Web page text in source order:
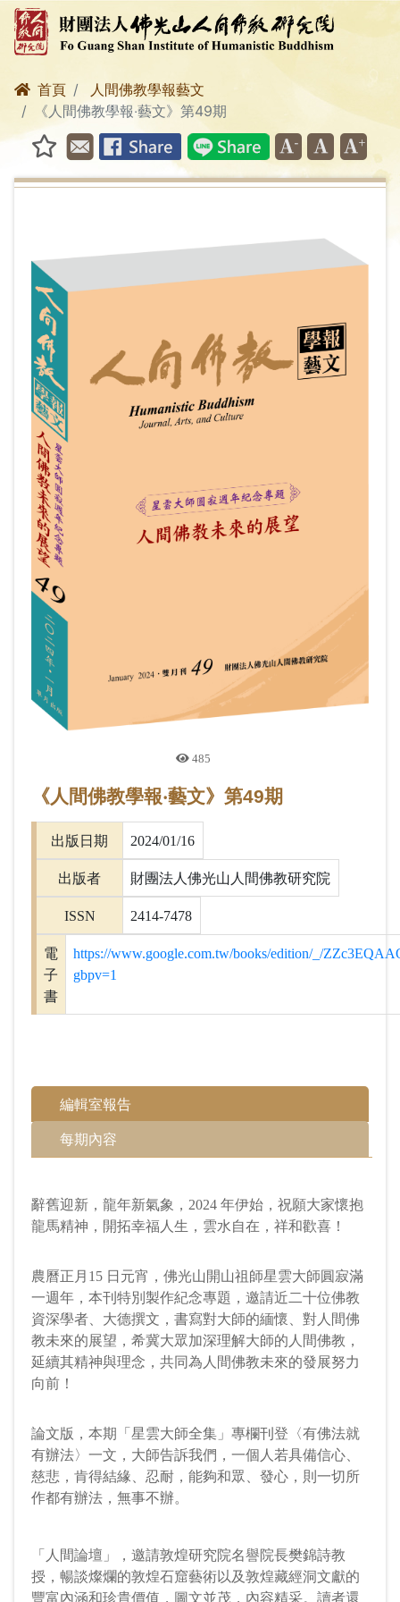
首頁
人間佛教學報藝文
《人間佛教學報‧藝文》第49期
485
《人間佛教學報‧藝文》第49期
出版日期 2024/01/16
出版者 財團法人佛光山人間佛教研究院
ISSN 2414-7478
電
子
書
https://www.google.com.tw/books/edition/_/
gbpv=1
編輯室報告
每期內容
辭舊迎新，龍年新氣象，2024 年伊始，祝願大家懷抱
龍馬精神，開拓幸福人生，雲水自在，祥和歡喜！
農曆正月15 日元宵，佛光山開山祖師星雲大師圓寂滿
一週年，本刊特別製作紀念專題，邀請近二十位佛教
資深學者、大德撰文，書寫對大師的緬懷、對人間佛
教未來的展望，希冀大眾加深理解大師的人間佛教，
延續其精神與理念，共同為人間佛教未來的發展努力
向前！
論文版，本期「星雲大師全集」專欄刊登〈有佛法就
有辦法〉一文，大師告訴我們，一個人若具備信心、
慈悲，肯得結緣、忍耐，能夠和眾、發心，則一切所
作都有辦法，無事不辦。
「人間論壇」，邀請敦煌研究院名譽院長樊錦詩教
授，暢談燦爛的敦煌石窟藝術以及敦煌藏經洞文獻的
豐富內涵和珍貴價值，圖文並茂，內容精采。讀者還
文章分類
專題
「後星雲時代」的星雲大師 PDF
何建明
中國人民大學哲學院及佛教與宗教學理論研究
專題
人間佛教與文學圖像學
武漢大學中國宗教文學與宗教文獻研究中心教
授
29